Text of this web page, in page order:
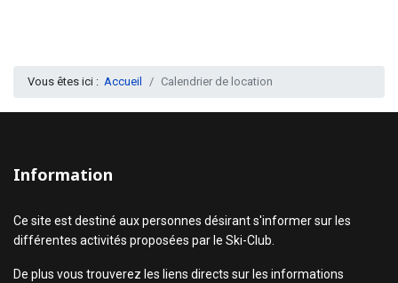
Vous êtes ici : Accueil Calendrier de location
Information
Ce site est destiné aux personnes désirant s'informer sur les
différentes activités proposées par le Ski-Club.
De plus vous trouverez les liens directs sur les informations